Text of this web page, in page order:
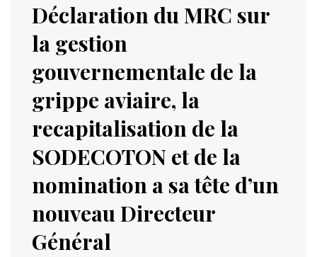
Déclaration du MRC sur
la gestion
gouvernementale de la
grippe aviaire, la
recapitalisation de la
SODECOTON et de la
nomination a sa tête d’un
nouveau Directeur
Général